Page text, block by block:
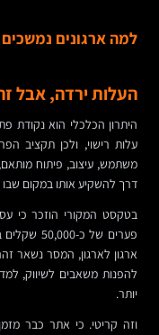
למה ארגונים
העלות ירדה, אבל
היתרון הכלכלי הוא נקודת
עלות רישוי, ולכן תקציב
משתמש, עיצוב, פיתוח
דרך להשקיע אותו במקום שבו
בטקסט המקורי הוזכר כי
פערים
ארגון לארגון, המסר נשאר
להפנות משאבים לשיווק,
יותר.
וזה קריטי. כי אתר כבר